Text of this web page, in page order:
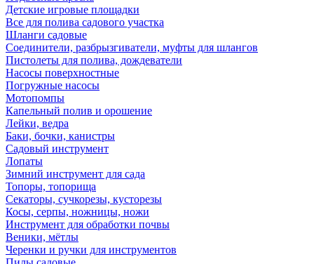
Детские игровые площадки
Все для полива садового участка
Шланги садовые
Соединители, разбрызгиватели, муфты для шлангов
Пистолеты для полива, дождеватели
Насосы поверхностные
Погружные насосы
Мотопомпы
Капельный полив и орошение
Лейки, ведра
Баки, бочки, канистры
Садовый инструмент
Лопаты
Зимний инструмент для сада
Топоры, топорища
Секаторы, сучкорезы, кусторезы
Косы, серпы, ножницы, ножи
Инструмент для обработки почвы
Веники, мётлы
Черенки и ручки для инструментов